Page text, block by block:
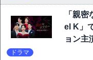
「親
el K」
ョン主
ドラマ